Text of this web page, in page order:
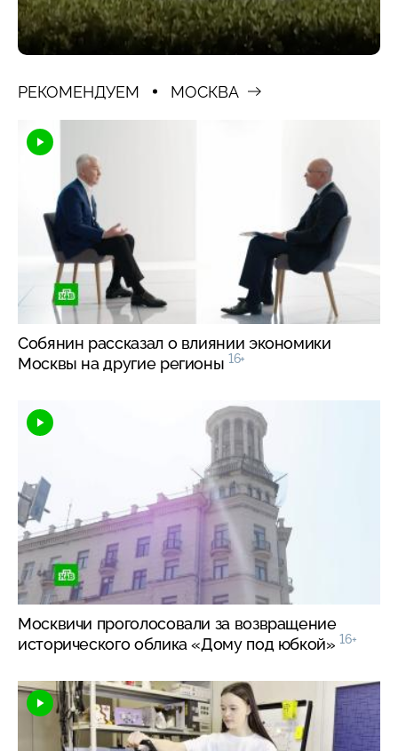
РЕКОМЕНДУЕМ МОСКВА
Собянин рассказал о влиянии экономики
Москвы на другие регионы 16+
Москвичи проголосовали за возвращение
исторического облика «Дому под юбкой» 16+